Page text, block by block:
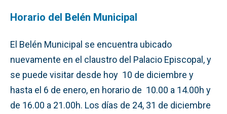
Horario del Belén Municipal
El Belén Municipal se encuentra ubicado
nuevamente en el claustro del Palacio Episcopal, y
se puede visitar desde hoy 10 de diciembre y
hasta el 6 de enero, en horario de 10.00 a 14.00h y
de 16.00 a 21.00h. Los días de 24, 31 de diciembre